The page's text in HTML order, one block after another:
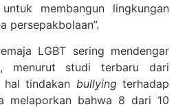
membangun lingkungan
persepakbolaan”.
LGBT sering mendengar
menurut studi terbaru dari
hal tindakan bullyingterhadap
melaporkan bahwa 8 dari 10